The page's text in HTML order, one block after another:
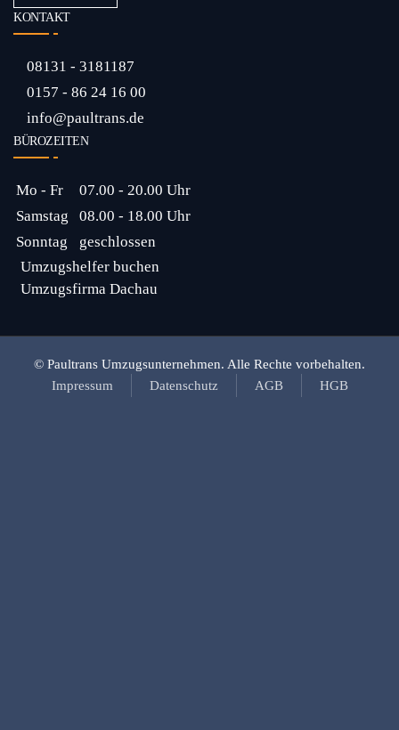
KONTAKT
08131 - 3181187
0157 - 86 24 16 00
info@paultrans.de
BÜROZEITEN
Mo - Fr
07.00 - 20.00 Uhr
Samstag
08.00 - 18.00 Uhr
Sonntag
geschlossen
Umzugshelfer buchen
Umzugsfirma Dachau
© Paultrans Umzugsunternehmen. Alle Rechte vorbehalten.
Impressum
Datenschutz AGB HGB